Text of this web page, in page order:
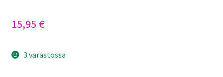
15,95 €
3 varastossa